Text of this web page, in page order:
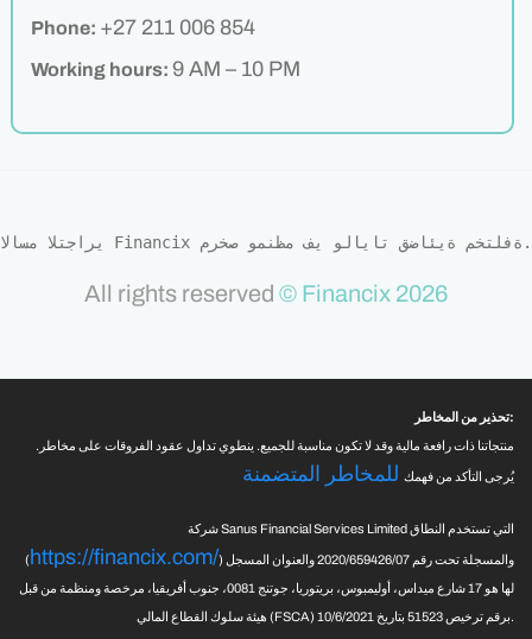
Phone: +27 211 006 854
Working hours: 9 AM – 10 PM
الاسم التجاري Financix مرخص ومنظم في ولايات قضائية مختلفة.
All rights reserved © Financix 2026
تحذير من المخاطر:
يُرجى التأكد من فهمك للمخاطر المتضمنة
شركة Sanus Financial Services Limited التي تستخدم النطاق
( https://financix.com/) والمسجلة تحت رقم 2020/659426/07 والعنوان المسجل
لها هو 17 شارع ميداس، أوليمبوس، بريتوريا، جوتنج 0081، جنوب أفريقيا، مرخصة ومنظمة من قبل
هيئة سلوك القطاع المالي (FSCA) برقم ترخيص 51523 بتاريخ 10/6/2021.